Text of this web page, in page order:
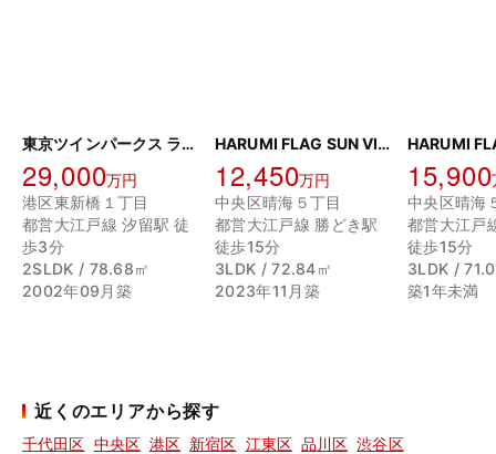
東京ツインパークス ライトウィング
29,000万円
港区東新橋１丁目
都営大江戸線 汐留駅 徒
歩3分
2SLDK / 78.68㎡
2002年09月築
HARUMI FLAG SUN VILLAGE E棟
12,450万円
中央区晴海５丁目
都営大江戸線 勝どき駅
徒歩15分
3LDK / 72.84㎡
2023年11月築
15,900
中央区晴海
都営大江戸
徒歩15分
3LDK /
築1年未満
近くのエリアから探す
千代田区 中央区 港区 新宿区 江東区 品川区 渋谷区